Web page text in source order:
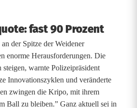
fast 90 Prozent
der Spitze der Weidener
enorme Herausforderungen. Die
steigen, warnte Polizeipräsident
Innovationszyklen und veränderte
zwingen die Kripo, mit ihrem
Ball zu bleiben.” Ganz aktuell sei in